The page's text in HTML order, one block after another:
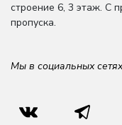
строение 6, 3 этаж. С
пропуска.
Мы в социальных